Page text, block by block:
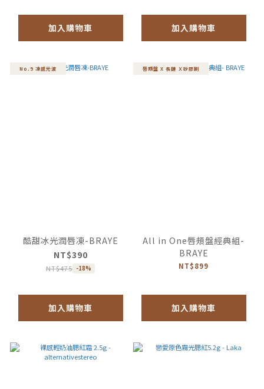
加入購物車 加入購物車
No.9 凍感光波
酷甜冰光潤唇凍-BRAYE
NT$390
NT$475 -18%
加入購物車
唇頰盤 X 長鏈 Ｘ矽膠刷
All in One唇頰盤經典組-
BRAYE
NT$899
加入購物車